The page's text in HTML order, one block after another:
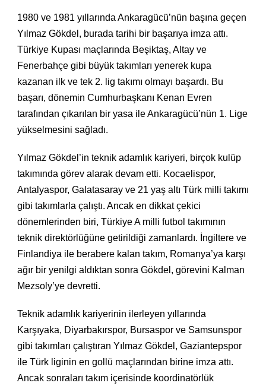
1980 ve 1981 yıllarında Ankaragücü’nün başına geçen
Yılmaz Gökdel, burada tarihi bir başarıya imza attı.
Türkiye Kupası maçlarında Beşiktaş, Altay ve
Fenerbahçe gibi büyük takımları yenerek kupa
kazanan ilk ve tek 2. lig takımı olmayı başardı. Bu
başarı, dönemin Cumhurbaşkanı Kenan Evren
tarafından çıkarılan bir yasa ile Ankaragücü’nün 1. Lige
yükselmesini sağladı.
Yılmaz Gökdel’in teknik adamlık kariyeri, birçok kulüp
takımında görev alarak devam etti. Kocaelispor,
Antalyaspor, Galatasaray ve 21 yaş altı Türk milli takımı
gibi takımlarla çalıştı. Ancak en dikkat çekici
dönemlerinden biri, Türkiye A milli futbol takımının
teknik direktörlüğüne getirildiği zamanlardı. İngiltere ve
Finlandiya ile berabere kalan takım, Romanya’ya karşı
ağır bir yenilgi aldıktan sonra Gökdel, görevini Kalman
Mezsoly’ye devretti.
Teknik adamlık kariyerinin ilerleyen yıllarında
Karşıyaka, Diyarbakırspor, Bursaspor ve Samsunspor
gibi takımları çalıştıran Yılmaz Gökdel, Gaziantepspor
ile Türk liginin en gollü maçlarından birine imza attı.
Ancak sonraları takım içerisinde koordinatörlük